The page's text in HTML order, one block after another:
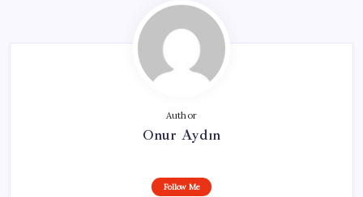
Author
Onur Aydın
Follow Me